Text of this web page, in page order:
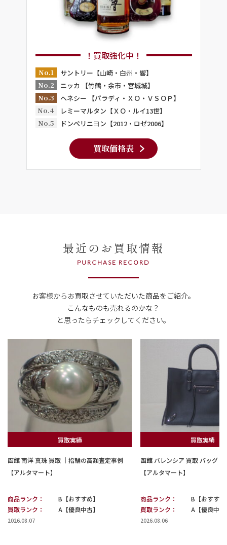
！買取強化中！
No.1
サントリー【山崎・白州・響】
No.2
ニッカ 【竹鶴・余市・宮城城】
No.3
ヘネシー 【パラディ・ＸＯ・ＶＳＯＰ】
No.4
レミーマルタン【ＸＯ・ルイ13世】
No.5
ドンペリニヨン【2012・ロゼ2006】
買取価格表
最近のお買取情報
PURCHASE RECORD
お客様からお買取させていただいた商品をご紹介。
こんなものも売れるのかな？
と思ったらチェックしてください。
買取実績
函館 南洋 真珠 買取 ｜指輪の高額査定事例
【アルタマート】
商品ランク：
B【おすすめ】
買取ランク：
A【優良中古】
2026.08.07
買取実績
函館 バレンシア 買取 バッグ｜
【アルタマート】
商品ランク：
B【おすすめ
買取ランク：
A【優良中古
2026.08.06